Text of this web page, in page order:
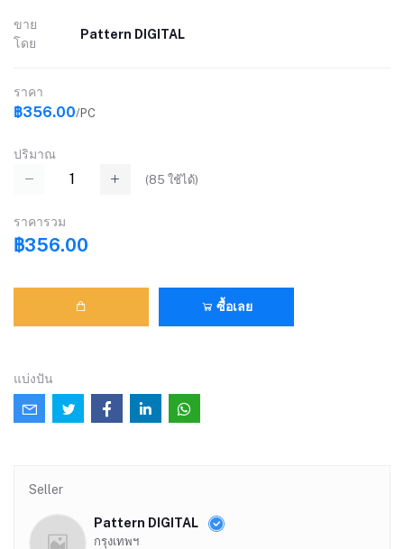
ขาย
โดย
Pattern DIGITAL
ราคา
฿356.00/PC
ปริมาณ
(85 ใช้ได้)
ราคารวม
฿356.00
ซื้อเลย
แบ่งปัน
Seller
Pattern DIGITAL
กรุงเทพฯ